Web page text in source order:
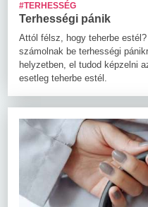
#TERHESSÉG
Terhességi pánik
Attól félsz, hogy teherbe
számolnak be terhességi
helyzetben, el tudod képzelni
esetleg teherbe estél.